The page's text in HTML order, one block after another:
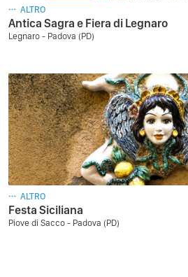
ALTRO
Antica Sagra e Fiera di Legnaro
Legnaro - Padova (PD)
ALTRO
Festa Siciliana
Piove di Sacco - Padova (PD)